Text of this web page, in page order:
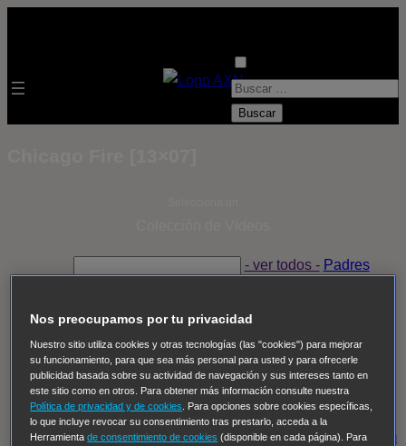
B
- ver todos - Padres
Despedida Salvaje Despedida Salvaje
Thomas, el ojo del FBI
Pan Am
Dawson crece
Insomnia El Guardián The Blacklist Cinco en familia
Hudson & Rex Diez libras y un sueño Mr Loverman
Regreso al futuro III NUEVE CUERPOS Los últimos
caballeros Tormenta infinita Sing Street Cobra Kai
Tom
Nos preocupamos por tu privacidad
Nuestro sitio utiliza cookies y otras tecnologías (las "cookies") para mejorar
su funcionamiento, para que sea más personal para usted y para ofrecerle
publicidad basada sobre su actividad de navegación y sus intereses tanto en
este sitio como en otros. Para obtener más información consulte nuestra
Política de privacidad y de cookies
. Para opciones sobre cookies específicas,
lo que incluye revocar su consentimiento tras prestarlo, acceda a la
Herramientade consentimiento de cookies (disponible en cada página). Para